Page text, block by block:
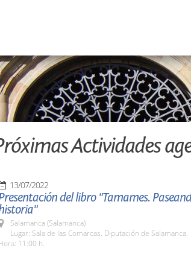
Actividades
13/07/2022
del libro "Tamames.
Salamanca (Salamanca)
Lugar: Sala de las Comarcas. Diputación de Salamanca.
11:00 h.